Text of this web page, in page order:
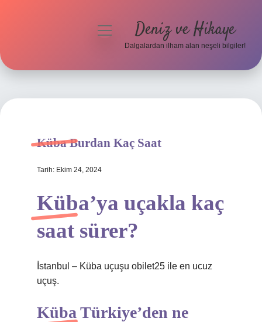
Hakkımızda
menüyü
Deniz ve Hikaye
Dalgalardan ilham alan neşeli bilgiler!
Küba Burdan Kaç Saat
Tarih: Ekim 24, 2024
Küba’ya uçakla kaç
saat sürer?
İstanbul – Küba uçuşu obilet25 ile en ucuz
uçuş.
Küba Türkiye’den ne